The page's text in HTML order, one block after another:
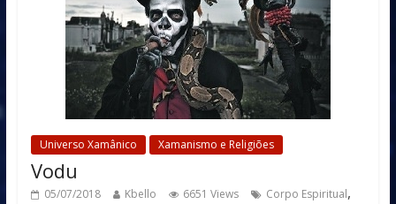
Universo Xamânico Xamanismo e Religiões
Vodu
05/07/2018 Kbello 6651 Views Corpo Espiritual,